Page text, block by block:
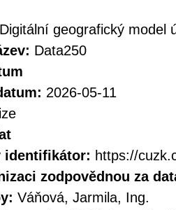
Digitální geografický model
Data250
2026-05-11
identifikátor: https://
zodpovědnou za
Váňová, Jarmila, Ing.